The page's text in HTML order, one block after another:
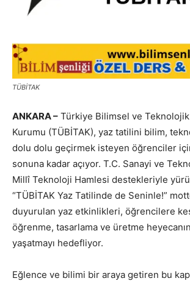
TÜBİTAK
ANKARA – Türkiye Bilimsel ve Teknolojik
Kurumu (TÜBİTAK), yaz tatilini bilim,
dolu dolu geçirmek isteyen öğrenciler için
sonuna kadar açıyor. T.C. Sanayi ve
Millî Teknoloji Hamlesi destekleriyle
“TÜBİTAK Yaz Tatilinde de Seninle!”
duyurulan yaz etkinlikleri, öğrencilere
öğrenme, tasarlama ve üretme
yaşatmayı hedefliyor.
Eğlence ve bilimi bir araya getiren bu